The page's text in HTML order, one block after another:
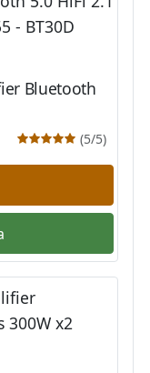
Bluetooth
(5/5)